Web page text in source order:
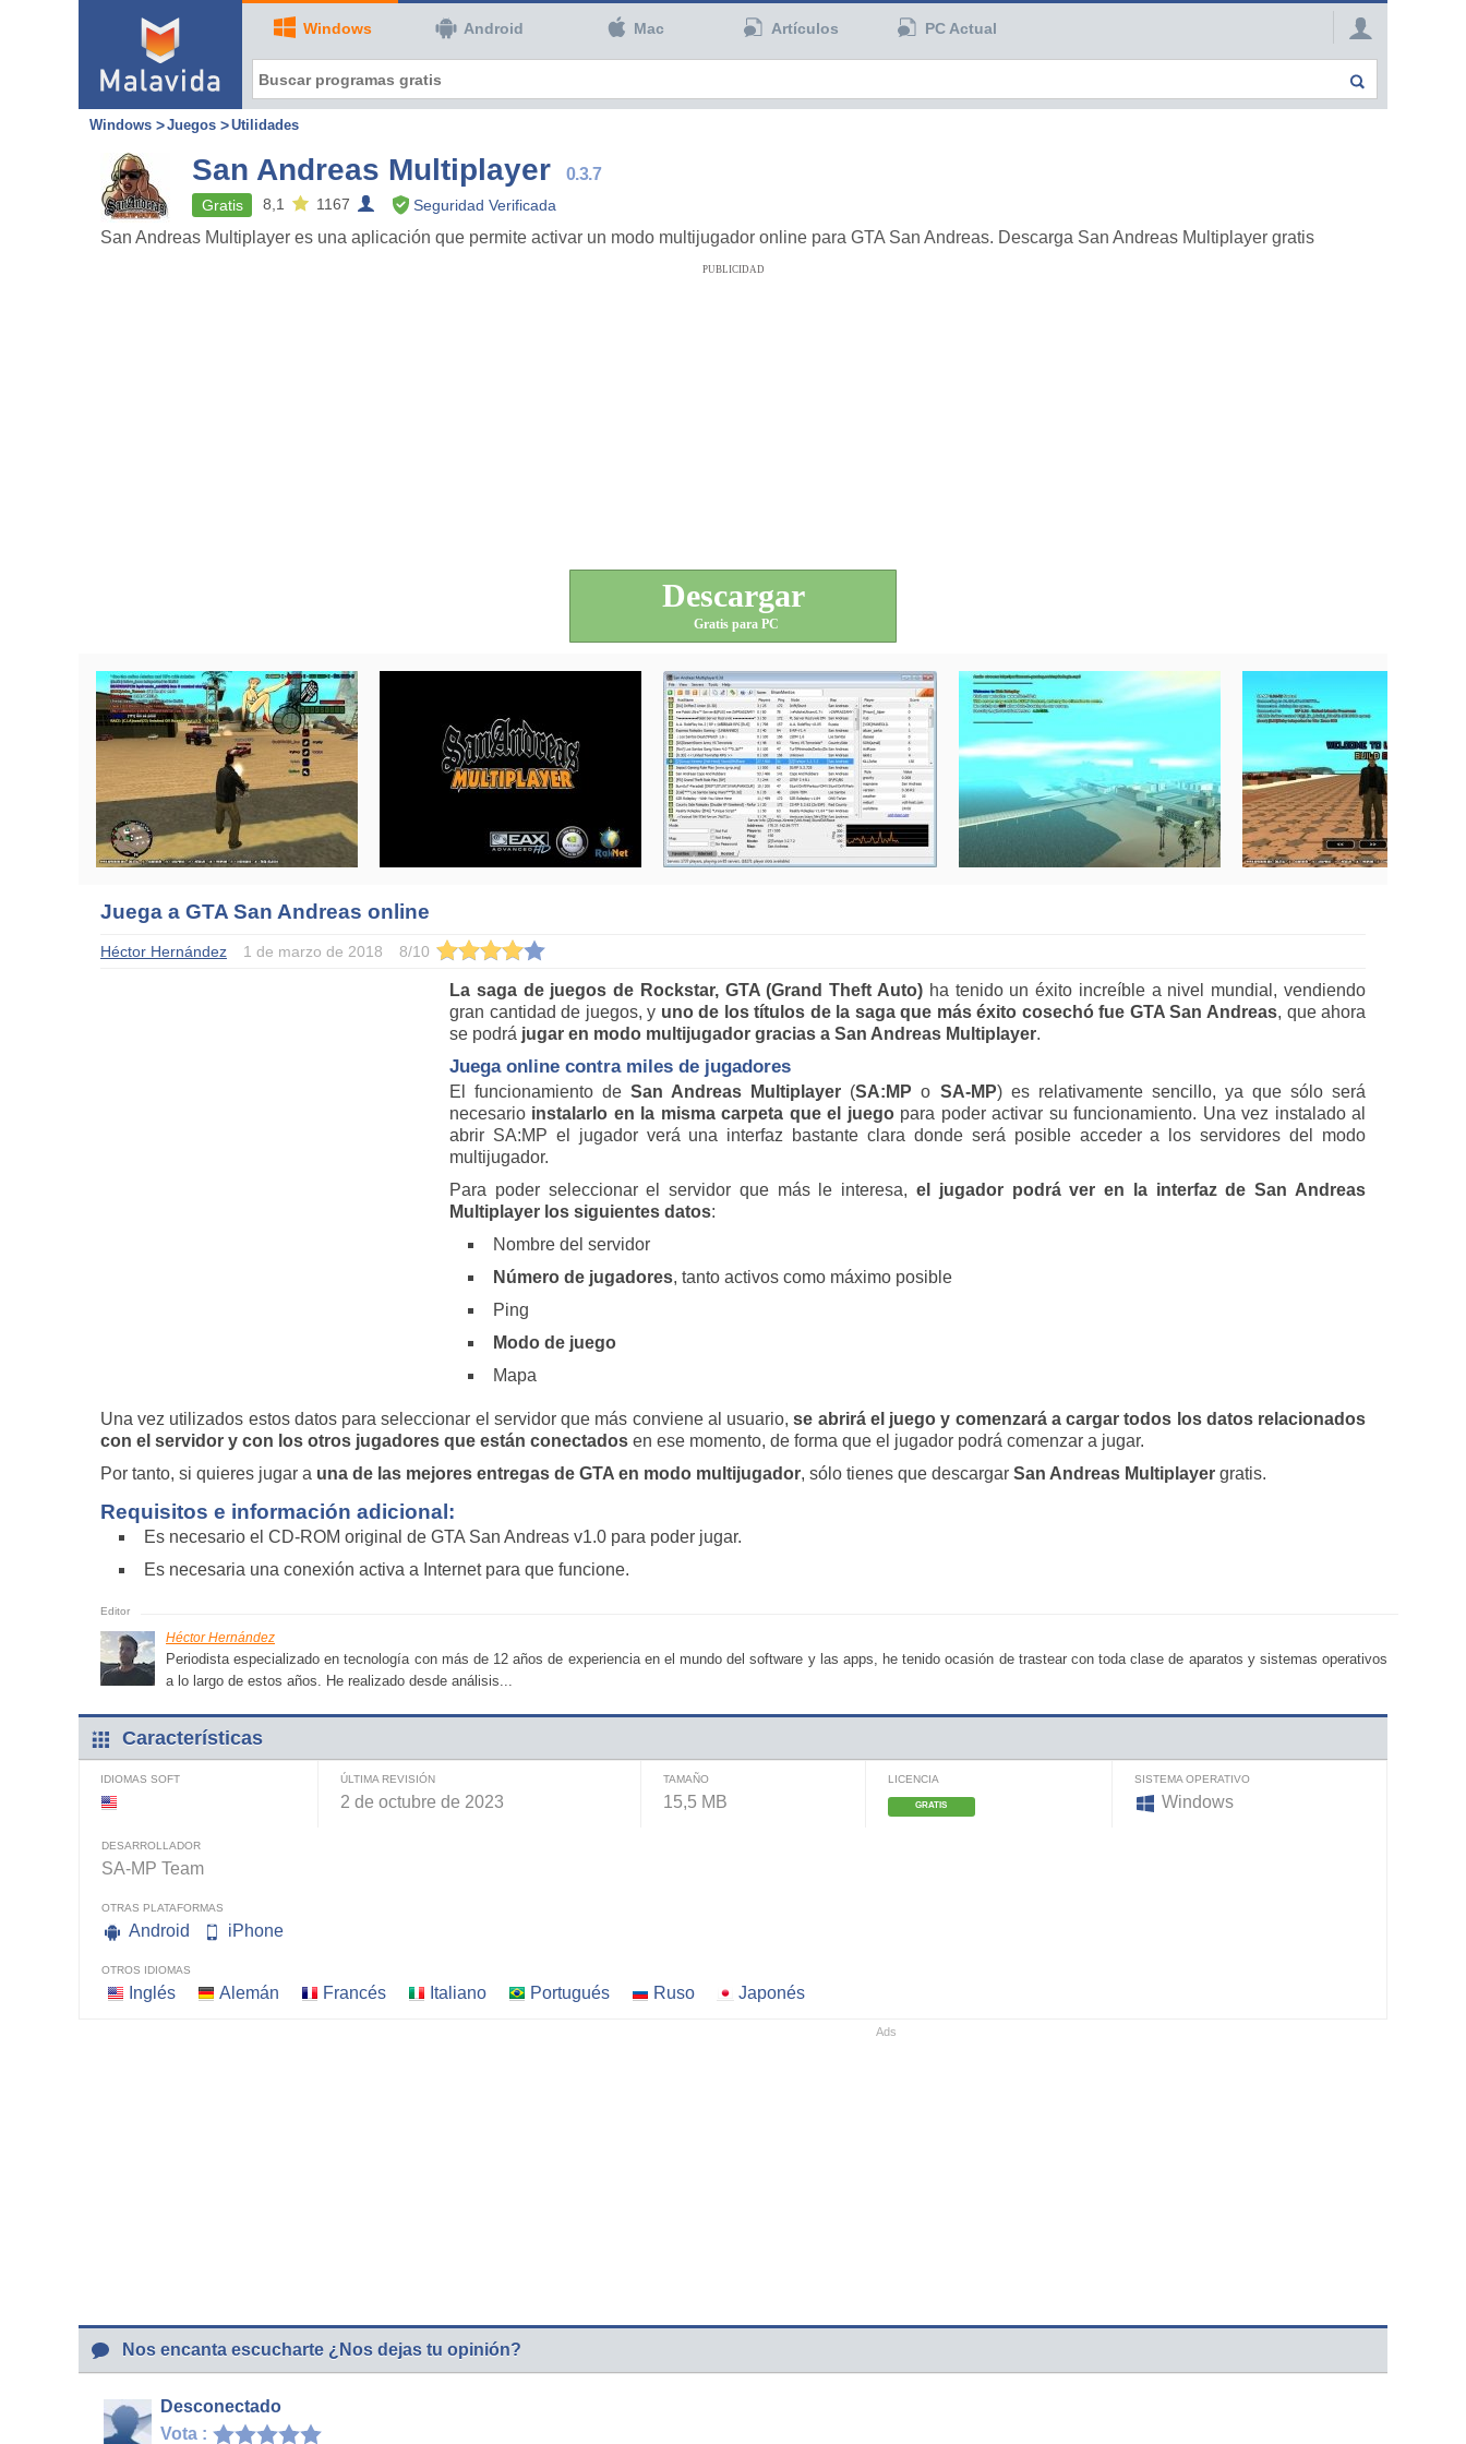
Windows Android Mac Artículos PC Actual
Windows Juegos Utilidades
San Andreas Multiplayer 0.3.7
Gratis 8,1 1167 Seguridad Verificada
San Andreas Multiplayer es una aplicación que permite activar un modo multijugador online para GTA San Andreas. Descarga San Andreas Multiplayer gratis
PUBLICIDAD
Descargar
Gratis para PC
Juega a GTA San Andreas online
Héctor Hernández 1 de marzo de 2018 8/10
La saga de juegos de Rockstar, GTA (Grand Theft Auto) ha tenido un éxito increíble a nivel mundial, vendiendo
gran cantidad de juegos, y uno de los títulos de la saga que más éxito cosechó fue GTA San Andreas, que ahora
se podrá jugar en modo multijugador gracias a San Andreas Multiplayer.
Juega online contra miles de jugadores
El funcionamiento deSan Andreas Multiplayer (SA:MP o SA-MP) es relativamente sencillo, ya que sólo será
necesario instalarlo en la misma carpeta que el juegopara poder activar su funcionamiento. Una vez instalado al
abrir SA:MP el jugador verá una interfaz bastante clara donde será posible acceder a los servidores del modo
multijugador.
Para poder seleccionar el servidor que más le interesa, el jugador podrá ver en la interfaz de San Andreas
Multiplayer los siguientes datos:
Nombre del servidor
Número de jugadores, tanto activos como máximo posible
Ping
Modo de juego
Mapa
Una vez utilizados estos datos para seleccionar el servidor que más conviene al usuario,se abrirá el juego y comenzará a cargar todos los datos relacionados
con el servidor y con los otros jugadores que están conectados en ese momento, de forma que el jugador podrá comenzar a jugar.
Por tanto, si quieres jugar a una de las mejores entregas de GTA en modo multijugador, sólo tienes que descargar San Andreas Multiplayer gratis.
Requisitos e información adicional:
Es necesario el CD-ROM original de GTA San Andreas v1.0 para poder jugar.
Es necesaria una conexión activa a Internet para que funcione.
Héctor Hernández
Periodista especializado en tecnología con más de 12 años de experiencia en el mundo del software y las apps, he tenido ocasión de trastear con toda clase de aparatos y sistemas operativos
a lo largo de estos años. He realizado desde análisis...
Características
IDIOMAS SOFT ÚLTIMA REVISIÓN
2 de octubre de 2023
TAMAÑO
15,5 MB
LICENCIA
GRATIS
SISTEMA OPERATIVO
Windows
DESARROLLADOR
SA-MP Team
OTRAS PLATAFORMAS
Android iPhone
OTROS IDIOMAS
Inglés Alemán Francés Italiano Portugués Ruso Japonés
Nos encanta escucharte ¿Nos dejas tu opinión?
Desconectado
Vota :